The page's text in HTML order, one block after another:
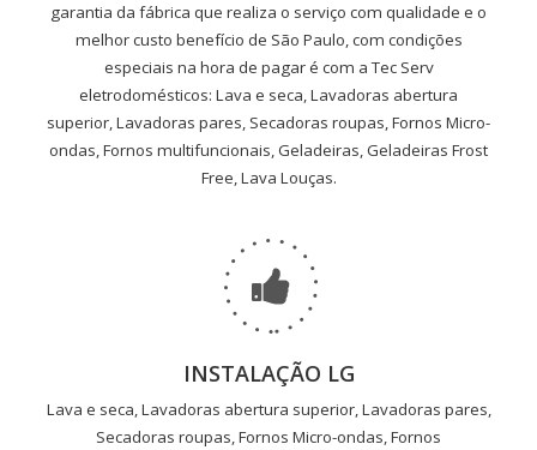
garantia da fábrica que realiza o serviço com qualidade e o
melhor custo benefício de São Paulo, com condições
especiais na hora de pagar é com a Tec Serv
eletrodomésticos: Lava e seca, Lavadoras abertura
superior, Lavadoras pares, Secadoras roupas, Fornos Micro-
ondas, Fornos multifuncionais, Geladeiras, Geladeiras Frost
Free, Lava Louças.
INSTALAÇÃO LG
Lava e seca, Lavadoras abertura superior, Lavadoras pares,
Secadoras roupas, Fornos Micro-ondas, Fornos